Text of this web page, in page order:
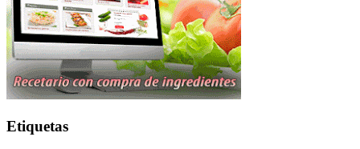
Etiquetas